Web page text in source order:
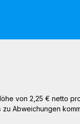
von 2,25 € netto
Abweichungen